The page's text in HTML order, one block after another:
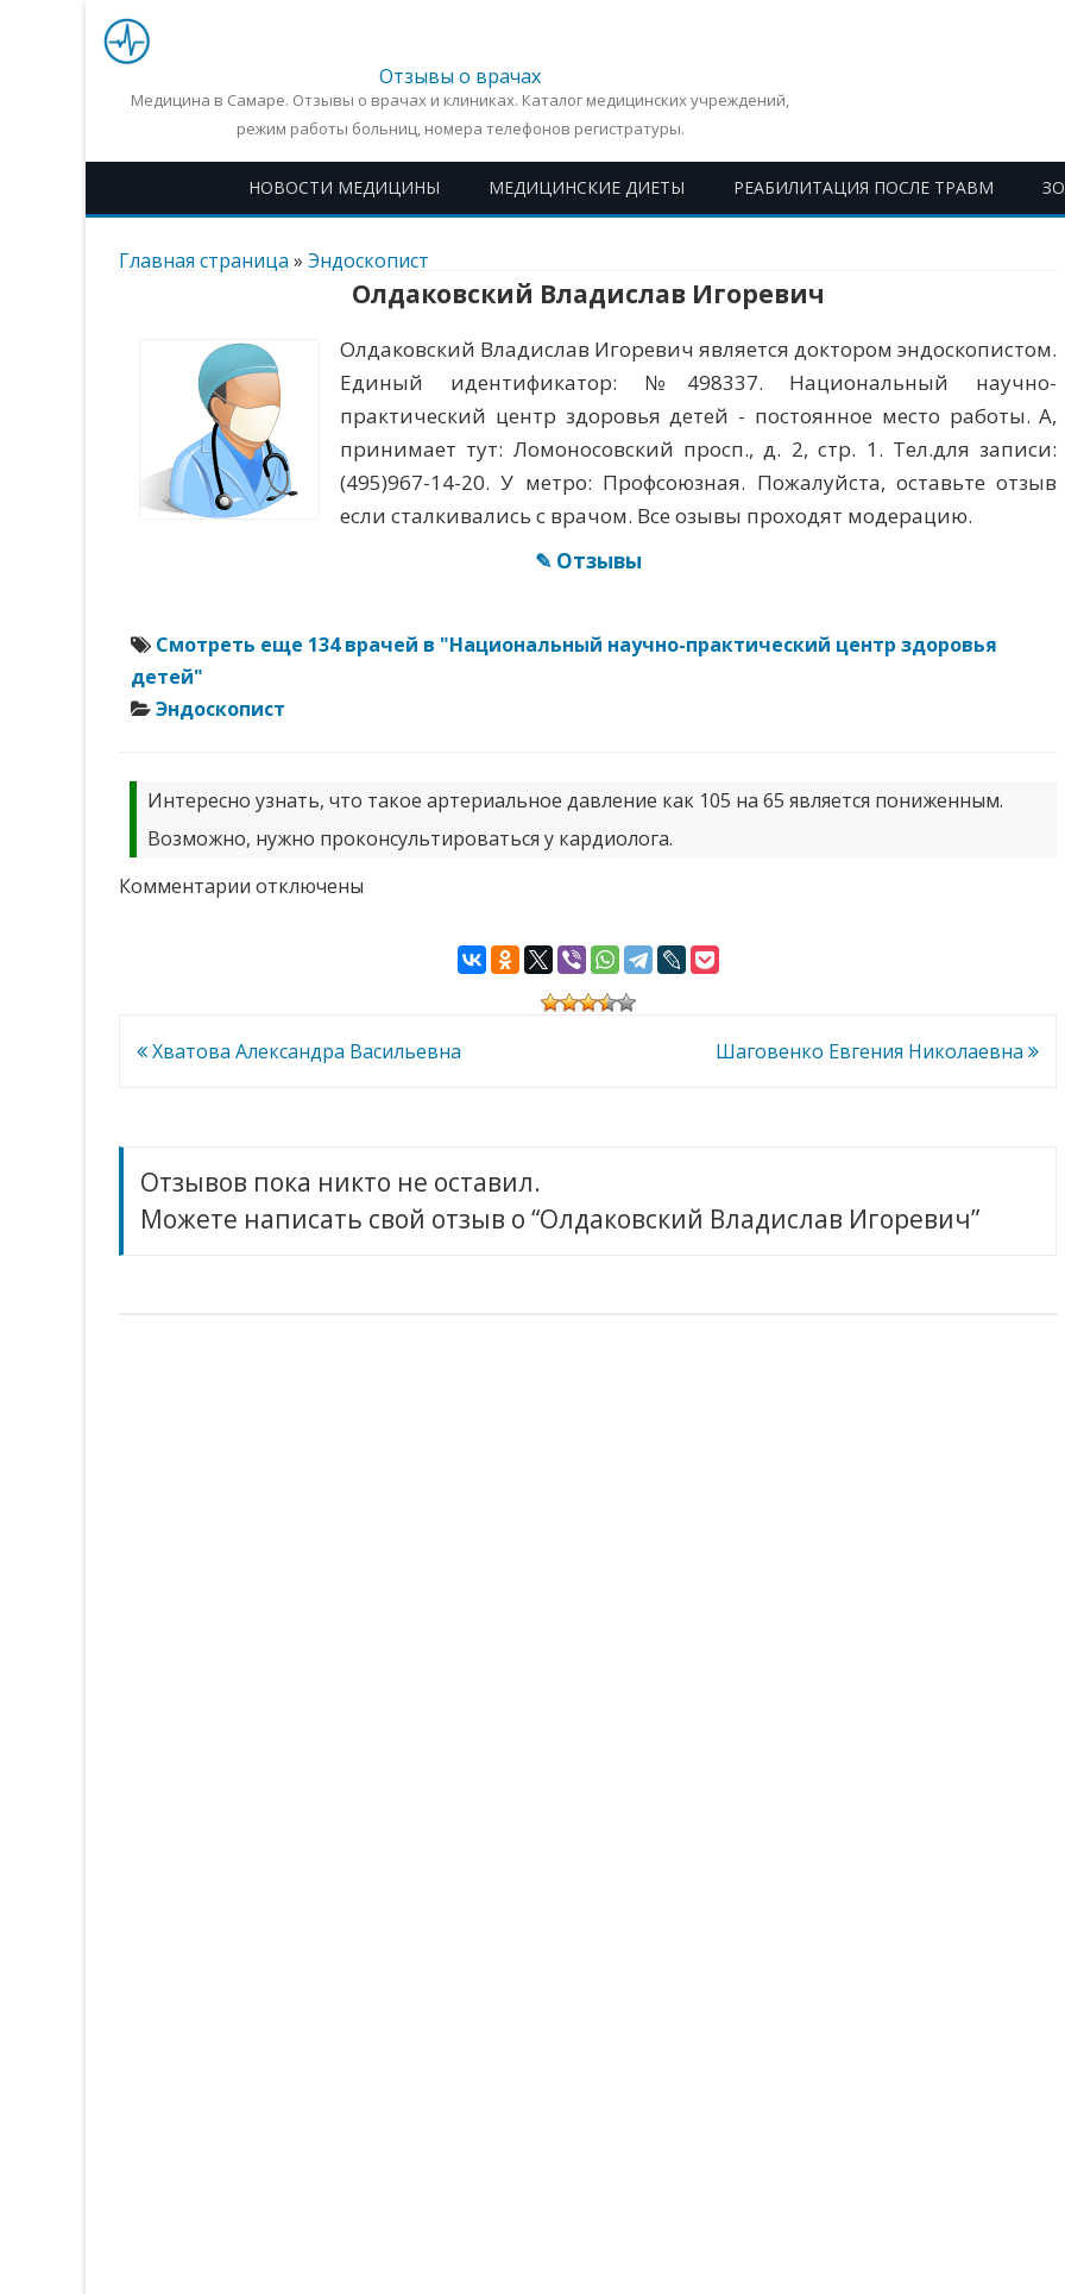
Отзывы о врачах
Медицина в Самаре. Отзывы о врачах и клиниках. Каталог медицинских учреждений,
режим работы больниц, номера телефонов регистратуры.
НОВОСТИ МЕДИЦИНЫ МЕДИЦИНСКИЕ ДИЕТЫ РЕАБИЛИТАЦИЯ ПОСЛЕ ТРАВМ
Перейти
Главная страница » Эндоскопист
Олдаковский Владислав Игоревич
Олдаковский Владислав Игоревич является доктором эндоскопистом.
Единый идентификатор: №498337. Национальный научно-
практический центр здоровья детей - постоянное место работы. А,
принимает тут: Ломоносовский просп., д. 2, стр. 1. Тел.для записи:
(495)967-14-20. У метро: Профсоюзная. Пожалуйста, оставьте отзыв
если сталкивались с врачом. Все озывы проходят модерацию.
✎ Отзывы
Смотреть еще 134 врачей в "Национальный научно-практический центр здоровья
детей"
Эндоскопист
Интересно узнать, что такое артериальное давление как 105 на 65 является пониженным.
Возможно, нужно проконсультироваться у кардиолога.
Комментарии котключены
Навигация
Хватова Александра Васильевна Шаговенко Евгения Николаевна
Отзывов пока никто не оставил.
Можете написать свой отзыв о “Олдаковский Владислав Игоревич”